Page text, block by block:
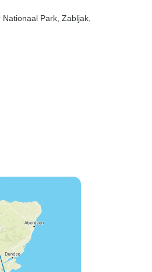
Nationaal Park , Zabljak